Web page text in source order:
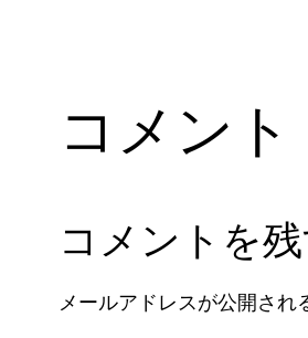
コメント
コメントを
メールアドレスが公開され